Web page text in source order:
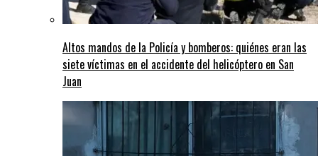
Altos mandos de la Policía y bomberos: quiénes eran las
siete víctimas en el accidente del helicóptero en San
Juan